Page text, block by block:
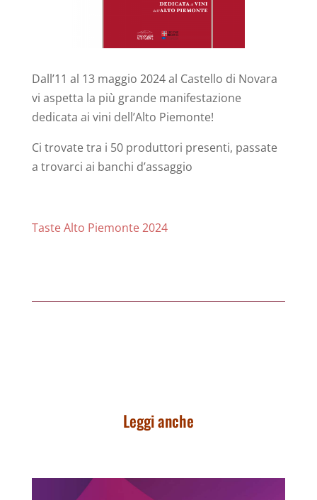
Dall’11 al 13 maggio 2024 al Castello di Novara
vi aspetta la più grande manifestazione
dedicata ai vini dell’Alto Piemonte!
Ci trovate tra i 50 produttori presenti, passate
a trovarci ai banchi d’assaggio
Taste Alto Piemonte 2024
Leggi anche